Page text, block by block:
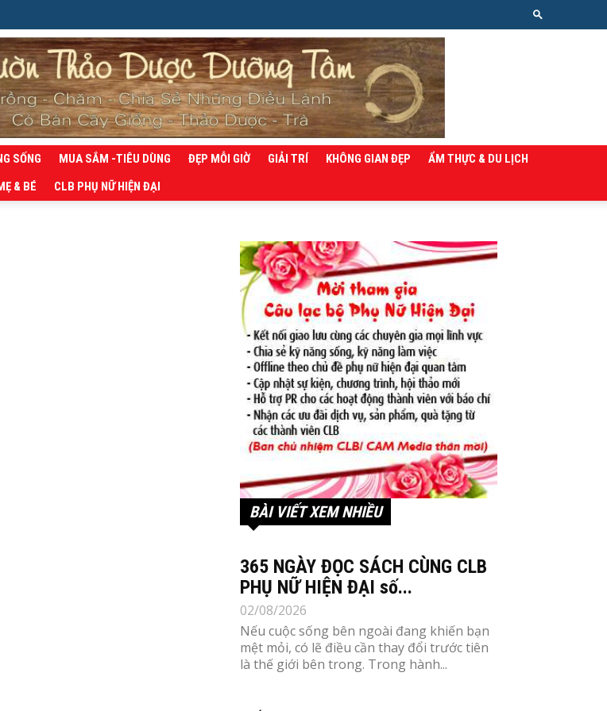
SỐNG MUA SẮM -TIÊU DÙNG ĐẸP MỖI GIỜ GIẢI TRÍ KHÔNG GIAN ĐẸP
ẨM THỰC & DU LỊCH
& BÉ CLB PHỤ NỮ HIỆN ĐẠI
BÀI VIẾT XEM NHIỀU
365 NGÀY ĐỌC SÁCH CÙNG CLB
PHỤ NỮ HIỆN ĐẠI số...
02/08/2026
Nếu cuộc sống bên ngoài đang khiến bạn
mệt mỏi, có lẽ điều cần thay đổi trước tiên
là thế giới bên trong. Trong hành...